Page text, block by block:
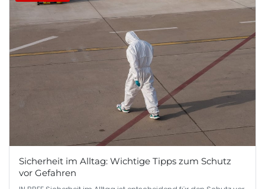
Sicherheit im Alltag: Wichtige Tipps zum Schutz
vor Gefahren